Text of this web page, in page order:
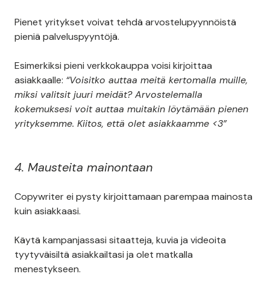
Pienet yritykset voivat tehdä arvostelupyynnöistä
pieniä palveluspyyntöjä.
Esimerkiksi pieni verkkokauppa voisi kirjoittaa
asiakkaalle: “Voisitko auttaa meitä kertomalla muille,
miksi valitsit juuri meidät? Arvostelemalla
kokemuksesi voit auttaa muitakin löytämään pienen
yrityksemme. Kiitos, että olet asiakkaamme <3”
4. Mausteita mainontaan
Copywriter ei pysty kirjoittamaan parempaa mainosta
kuin asiakkaasi.
Käytä kampanjassasi sitaatteja, kuvia ja videoita
tyytyväisiltä asiakkailtasi ja olet matkalla
menestykseen.